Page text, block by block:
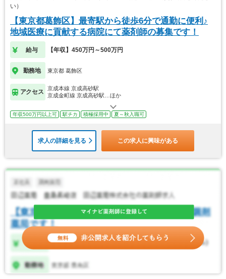
い）
【東京都葛飾区】最寄駅から徒歩6分で通勤に便利♪
地域医療に貢献する病院にて薬剤師の募集です！
給与 【年収】450万円～500万円
勤務地 東京都 葛飾区
アクセス
京成本線 京成高砂駅
京成金町線 京成高砂駅…ほか
年収500万円以上可 駅チカ 積極採用中 夏～秋入職可
求人の詳細を見る この求人に興味がある